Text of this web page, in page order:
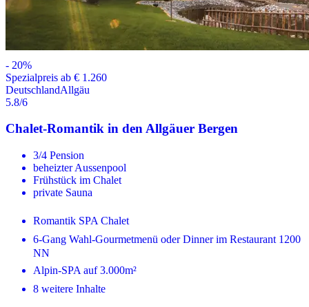
- 20%
Spezialpreis ab € 1.260
DeutschlandAllgäu
5.8/6
Chalet-Romantik in den Allgäuer Bergen
3/4 Pension
beheizter Aussenpool
Frühstück im Chalet
private Sauna
Romantik SPA Chalet
6-Gang Wahl-Gourmetmenü oder Dinner im Restaurant 1200
NN
Alpin-SPA auf 3.000m²
8 weitere Inhalte